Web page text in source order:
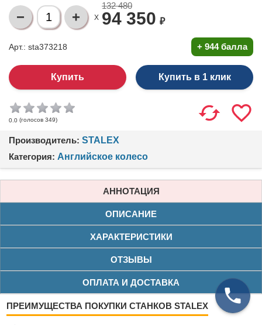
X
132 480
94 350 ₽
Арт.: sta373218 + 944 балла
Купить в 1 клик
0.0 (голосов 349)
Производитель: STALEX
Категория: Английское колесо
АННОТАЦИЯ
ОПИСАНИЕ
ХАРАКТЕРИСТИКИ
ОТЗЫВЫ
ОПЛАТА И ДОСТАВКА
ПРЕИМУЩЕСТВА ПОКУПКИ СТАНКОВ STALEX